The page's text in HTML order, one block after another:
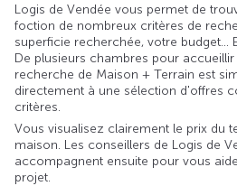
Logis de Vendée vous permet de
foction de nombreux critères de
superficie recherchée, votre budget...
De plusieurs chambres pour
recherche de Maison + Terrain est
directement à une sélection d'offres
critères.
Vous visualisez clairement le prix du
maison. Les conseillers de Logis de
accompagnent ensuite pour vous
projet.